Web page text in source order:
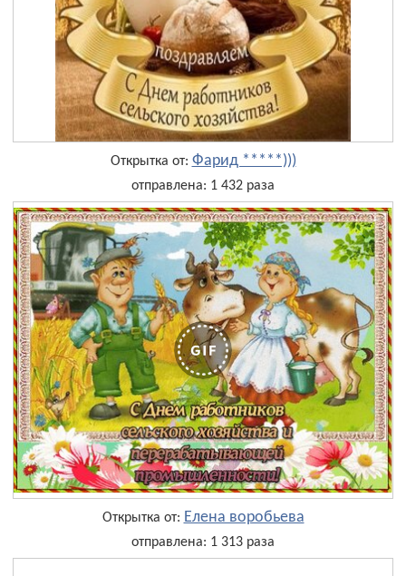
Открытка от: Фарид *****)))
отправлена: 1 432 раза
Открытка от: Елена воробьева
отправлена: 1 313 раза